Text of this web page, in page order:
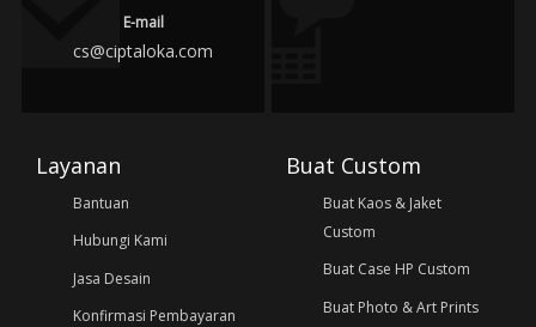
E-mail
cs@ciptaloka.com
Layanan
Bantuan
Hubungi Kami
Jasa Desain
Konfirmasi Pembayaran
Buat Custom
Buat Kaos & Jaket
Custom
Buat Case HP Custom
Buat Photo & Art Prints